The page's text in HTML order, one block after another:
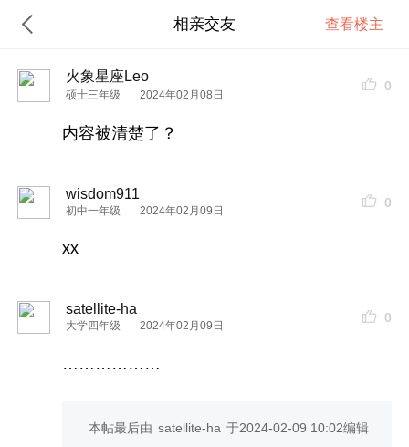
相亲交友 查看楼主
火象星座Leo
硕士三年级 2024年02月08日
0
内容被清楚了？
wisdom911
初中一年级 2024年02月09日
0
xx
satellite-ha
大学四年级 2024年02月09日
0
………………
本帖最后由 satellite-ha 于2024-02-09 10:02编辑